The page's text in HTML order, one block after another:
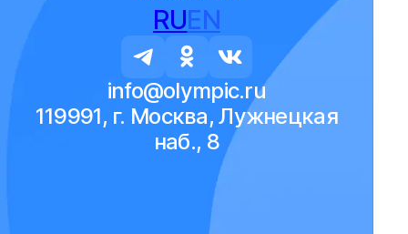
RUEN
info@olympic.ru
119991, г. Москва, Лужнецкая
наб., 8